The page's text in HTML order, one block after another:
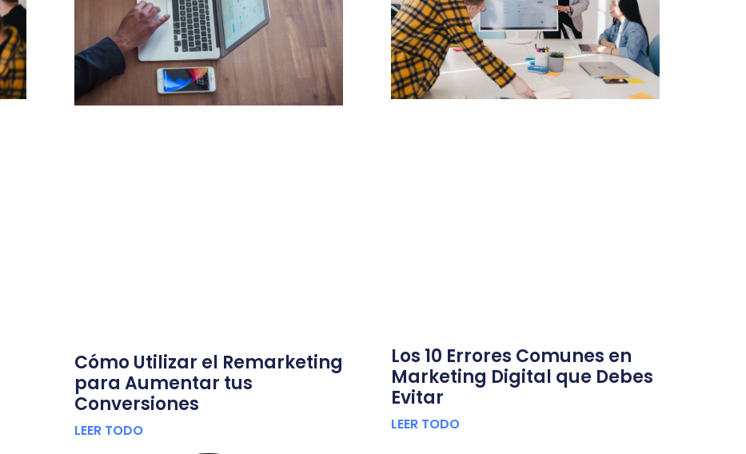
Cómo Utilizar el Remarketing
para Aumentar tus
Conversiones
LEER TODO
Los 10 Errores Comunes en
Marketing Digital que Debes
Evitar
LEER TODO